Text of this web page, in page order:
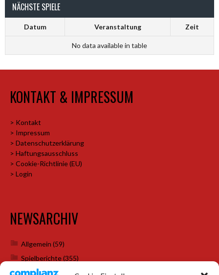
NÄCHSTE SPIELE
Datum Veranstaltung Zeit
No data available in table
KONTAKT & IMPRESSUM
> Kontakt
> Impressum
> Datenschutzerklärung
> Haftungsausschluss
> Cookie-Richtlinie (EU)
> Login
NEWSARCHIV
Allgemein (59)
Spielberichte(355)
Weihnachtsfeiern(7)